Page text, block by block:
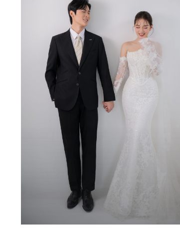
MINIMALISM 25